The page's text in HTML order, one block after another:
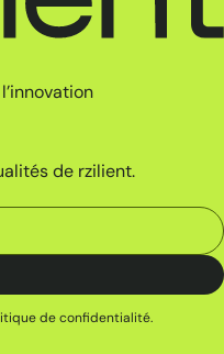
de rzilient.
de confidentialité.